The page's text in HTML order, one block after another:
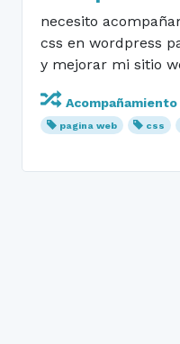
necesito
css en wordpress
y mejorar mi sitio
Acompañamiento
pagina web
css